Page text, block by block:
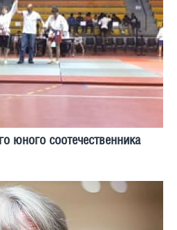
юного соотечественника